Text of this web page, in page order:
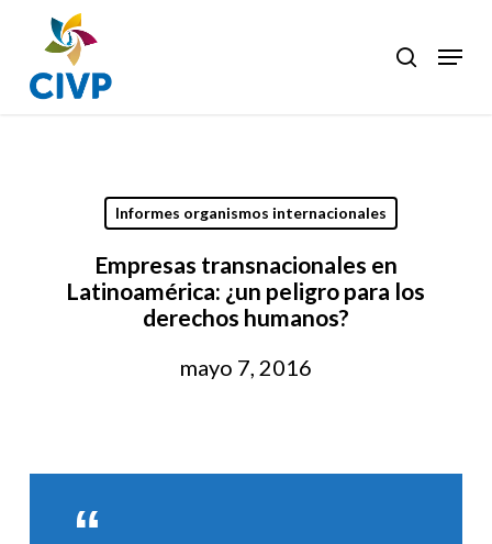
main
content
search
Menu
Informes organismos internacionales
Empresas transnacionales en
Latinoamérica: ¿un peligro para los
derechos humanos?
mayo 7, 2016
Close